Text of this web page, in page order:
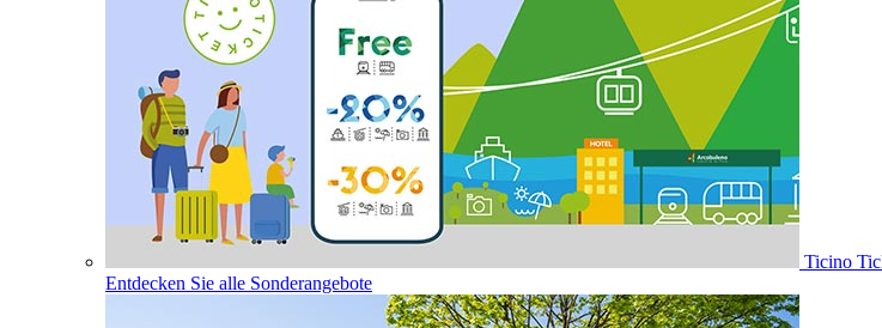
Ticino
Entdecken Sie alle Sonderangebote